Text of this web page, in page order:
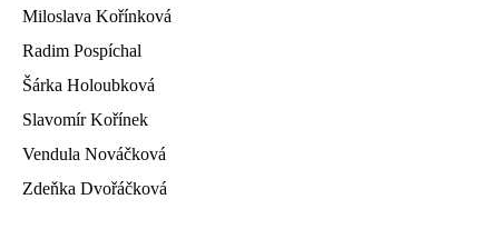
Miloslava Kořínková
Radim Pospíchal
Šárka Holoubková
Slavomír Kořínek
Vendula Nováčková
Zdeňka Dvořáčková